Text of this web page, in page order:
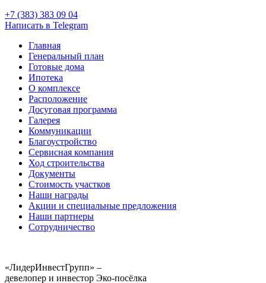
+7 (383) 383 09 04
Написать в Telegram
Главная
Генеральный план
Готовые дома
Ипотека
О комплексе
Расположение
Досуговая программа
Галерея
Коммуникации
Благоустройство
Сервисная компания
Ход строительства
Документы
Стоимость участков
Наши награды
Акции и специальные предложения
Наши партнеры
Сотрудничество
«ЛидерИнвестГрупп» –
девелопер и инвестор Эко-посёлка